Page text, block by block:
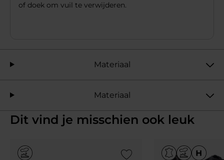
of doek om vuil te verwijderen.
Materiaal
Materiaal
Dit vind je misschien ook leuk
Add to Wishlist